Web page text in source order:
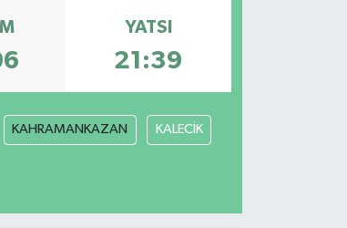
YATSI
21:39
KAHRAMANKAZAN KALECİK